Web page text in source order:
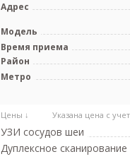
Адрес
Модель
Время приема
Район
Метро
Цены ↓ Указана цена с
УЗИ сосудов шеи
Дуплексное